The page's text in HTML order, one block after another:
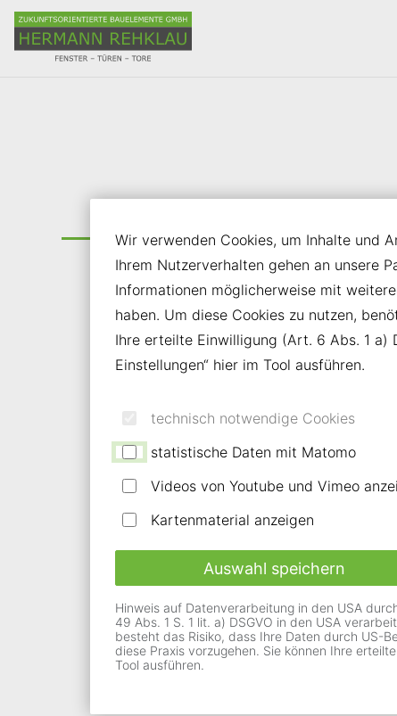
Inhalt der Seite anspringen
Informationen und Einstellungen zur Barrierefreiheit
Senkrecht-Markisen bieten einen
Sonnen- und Sichtschutz für
Einbausituationen. Mit Vorbau-, Schacht-
Putz-Markisen stehen funktionale
Mehr Erfahren
Wir verwenden Cookies, um Inhalte und
Ihrem Nutzerverhalten gehen an unsere
Informationen möglicherweise mit
haben. Um diese Cookies zu nutzen,
Ihre erteilte Einwilligung (Art. 6 Abs. 1 a)
Einstellungen“ hier im Tool ausführen.
technisch notwendige Cookies
statistische Daten mit Matomo
Videos von Youtube und Vimeo
Kartenmaterial anzeigen
Auswahl speichern
Hinweis auf Datenverarbeitung in den USA
49 Abs. 1 S. 1 lit. a) DSGVO in den USA
besteht das Risiko, dass Ihre Daten durch US-
diese Praxis vorzugehen. Sie können Ihre
Tool ausführen.